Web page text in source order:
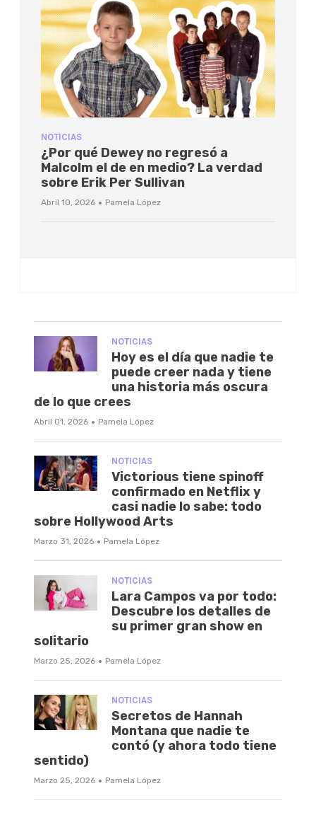
NOTICIAS
¿Por qué Dewey no regresó a
Malcolm el de en medio? La verdad
sobre Erik Per Sullivan
Abril 10, 2026 · Pamela López
NOTICIAS
Hoy es el día que nadie te
puede creer nada y tiene
una historia más oscura
de lo que crees
Abril 01, 2026 · Pamela López
NOTICIAS
Victorious tiene spinoff
confirmado en Netflix y
casi nadie lo sabe: todo
sobre Hollywood Arts
Marzo 31, 2026 · Pamela López
NOTICIAS
Lara Campos va por todo:
Descubre los detalles de
su primer gran show en
solitario
Marzo 25, 2026 · Pamela López
NOTICIAS
Secretos de Hannah
Montana que nadie te
contó (y ahora todo tiene
sentido)
Marzo 25, 2026 · Pamela López